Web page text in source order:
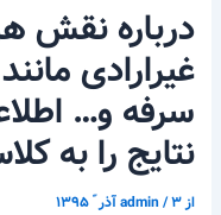
درباره نقش
غیرارادی
سرفه و…
نتایج را به
از admin/۳ آذر ّ ۱۳۹۵